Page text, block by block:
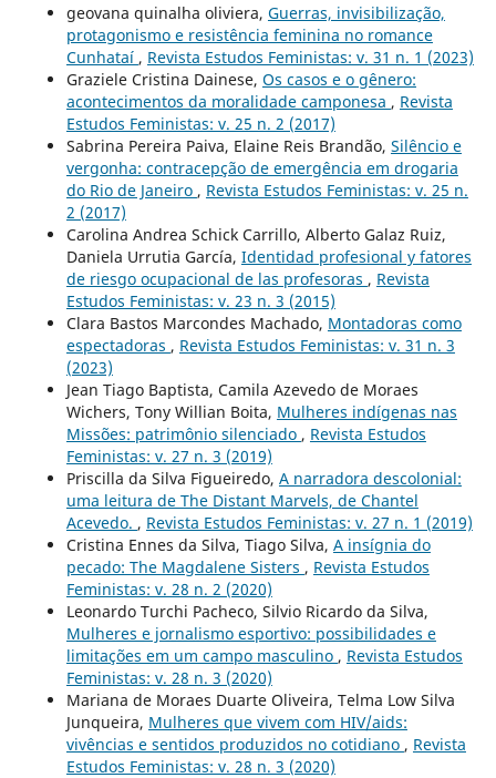
geovana quinalha oliviera, Guerras, invisibilização,
protagonismo e resistência feminina no romance
Cunhataí , Revista Estudos Feministas: v. 31 n. 1 (2023)
Graziele Cristina Dainese, Os casos e o gênero:
acontecimentos da moralidade camponesa , Revista
Estudos Feministas: v. 25 n. 2 (2017)
Sabrina Pereira Paiva, Elaine Reis Brandão, Silêncio e
vergonha: contracepção de emergência em drogaria
do Rio de Janeiro , Revista Estudos Feministas: v. 25 n.
2 (2017)
Carolina Andrea Schick Carrillo, Alberto Galaz Ruiz,
Daniela Urrutia García, Identidad profesional y fatores
de riesgo ocupacional de las profesoras , Revista
Estudos Feministas: v. 23 n. 3 (2015)
Clara Bastos Marcondes Machado, Montadoras como
espectadoras , Revista Estudos Feministas: v. 31 n. 3
(2023)
Jean Tiago Baptista, Camila Azevedo de Moraes
Wichers, Tony Willian Boita, Mulheres indígenas nas
Missões: patrimônio silenciado , Revista Estudos
Feministas: v. 27 n. 3 (2019)
Priscilla da Silva Figueiredo, A narradora descolonial:
uma leitura de The Distant Marvels, de Chantel
Acevedo. , Revista Estudos Feministas: v. 27 n. 1 (2019)
Cristina Ennes da Silva, Tiago Silva, A insígnia do
pecado: The Magdalene Sisters , Revista Estudos
Feministas: v. 28 n. 2 (2020)
Leonardo Turchi Pacheco, Silvio Ricardo da Silva,
Mulheres e jornalismo esportivo: possibilidades e
limitações em um campo masculino , Revista Estudos
Feministas: v. 28 n. 3 (2020)
Mariana de Moraes Duarte Oliveira, Telma Low Silva
Junqueira, Mulheres que vivem com HIV/aids:
vivências e sentidos produzidos no cotidiano , Revista
Estudos Feministas: v. 28 n. 3 (2020)